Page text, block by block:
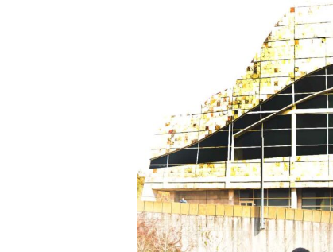
Presione enter para buscar o ESC para cerrar